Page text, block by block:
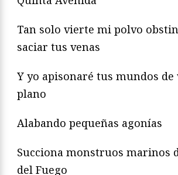
Tan solo vierte mi polvo
saciar tus venas
Y yo apisonaré tus mundos
plano
Alabando pequeñas agonías
Succiona monstruos marinos
del Fuego